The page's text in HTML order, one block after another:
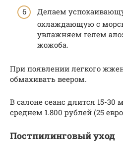
Делаем
охлаждающую с
увлажняем гелем
жожоба.
При появлении легкого
обмахивать веером.
В салоне сеанс длится 15-30
среднем 1.800 рублей (25
Постпилинговый уход